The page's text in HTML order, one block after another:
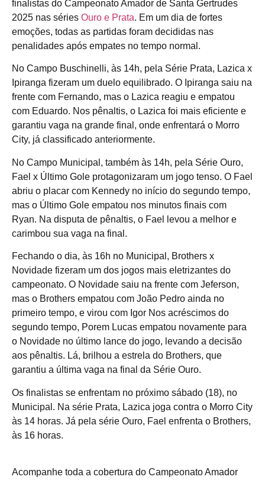
finalistas do Campeonato Amador de Santa Gertrudes
2025 nas séries Ouro e Prata. Em um dia de fortes
emoções, todas as partidas foram decididas nas
penalidades após empates no tempo normal.
No Campo Buschinelli, às 14h, pela Série Prata, Lazica x
Ipiranga fizeram um duelo equilibrado. O Ipiranga saiu na
frente com Fernando, mas o Lazica reagiu e empatou
com Eduardo. Nos pênaltis, o Lazica foi mais eficiente e
garantiu vaga na grande final, onde enfrentará o Morro
City, já classificado anteriormente.
No Campo Municipal, também às 14h, pela Série Ouro,
Fael x Último Gole protagonizaram um jogo tenso. O Fael
abriu o placar com Kennedy no início do segundo tempo,
mas o Último Gole empatou nos minutos finais com
Ryan. Na disputa de pênaltis, o Fael levou a melhor e
carimbou sua vaga na final.
Fechando o dia, às 16h no Municipal, Brothers x
Novidade fizeram um dos jogos mais eletrizantes do
campeonato. O Novidade saiu na frente com Jeferson,
mas o Brothers empatou com João Pedro ainda no
primeiro tempo, e virou com Igor Nos acréscimos do
segundo tempo, Porem Lucas empatou novamente para
o Novidade no último lance do jogo, levando a decisão
aos pênaltis. Lá, brilhou a estrela do Brothers, que
garantiu a última vaga na final da Série Ouro.
Os finalistas se enfrentam no próximo sábado (18), no
Municipal. Na série Prata, Lazica joga contra o Morro City
às 14 horas. Já pela série Ouro, Fael enfrenta o Brothers,
às 16 horas.
Acompanhe toda a cobertura do Campeonato Amador